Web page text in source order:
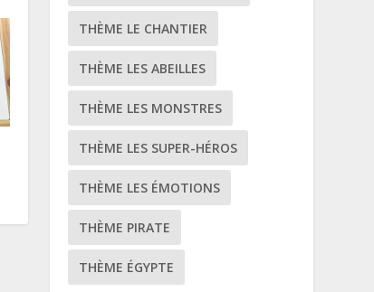
THÈME LE CHANTIER
THÈME LES ABEILLES
THÈME LES MONSTRES
THÈME LES SUPER-HÉROS
THÈME LES ÉMOTIONS
THÈME PIRATE
THÈME ÉGYPTE